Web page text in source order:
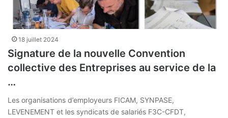
18 juillet 2024
Signature de la nouvelle Convention
collective des Entreprises au service de la
…
Les organisations d’employeurs FICAM, SYNPASE,
LEVENEMENT et les syndicats de salariés F3C-CFDT,